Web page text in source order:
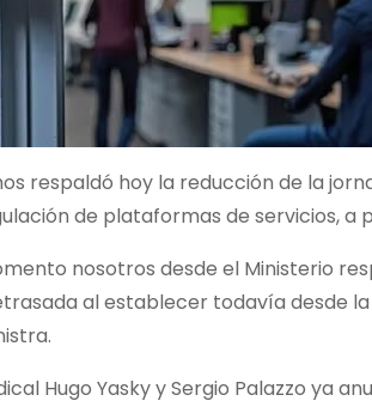
respaldó hoy la reducción de la
de plataformas de servicios, a
nosotros desde el Ministerio
al establecer todavía desde
Hugo Yasky y Sergio Palazzo ya